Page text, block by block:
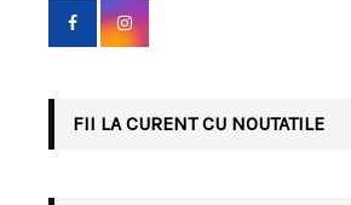
r
FII LA CURENT CU NOUTATILE